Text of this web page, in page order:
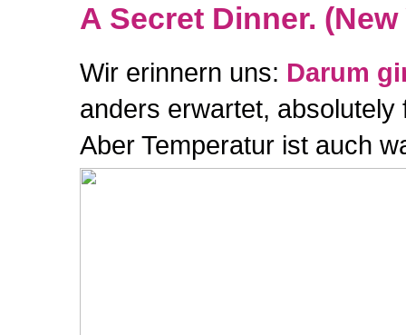
A Secret Dinner.
Wir erinnern uns: Darum
anders erwartet,
Aber Temperatur ist auch